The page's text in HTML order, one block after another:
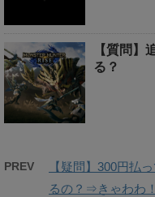
【質問】
る？
PREV
【疑問】300円払
るの？⇒きゃわわ